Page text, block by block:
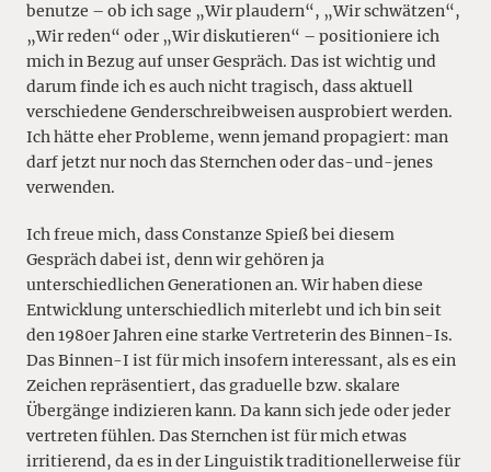
benutze – ob ich sage „Wir plaudern“, „Wir schwätzen“,
„Wir reden“ oder „Wir diskutieren“ – positioniere ich
mich in Bezug auf unser Gespräch. Das ist wichtig und
darum finde ich es auch nicht tragisch, dass aktuell
verschiedene Genderschreibweisen ausprobiert werden.
Ich hätte eher Probleme, wenn jemand propagiert: man
darf jetzt nur noch das Sternchen oder das-und-jenes
verwenden.
Ich freue mich, dass Constanze Spieß bei diesem
Gespräch dabei ist, denn wir gehören ja
unterschiedlichen Generationen an. Wir haben diese
Entwicklung unterschiedlich miterlebt und ich bin seit
den 1980er Jahren eine starke Vertreterin des Binnen-Is.
Das Binnen-I ist für mich insofern interessant, als es ein
Zeichen repräsentiert, das graduelle bzw. skalare
Übergänge indizieren kann. Da kann sich jede oder jeder
vertreten fühlen. Das Sternchen ist für mich etwas
irritierend, da es in der Linguistik traditionellerweise für